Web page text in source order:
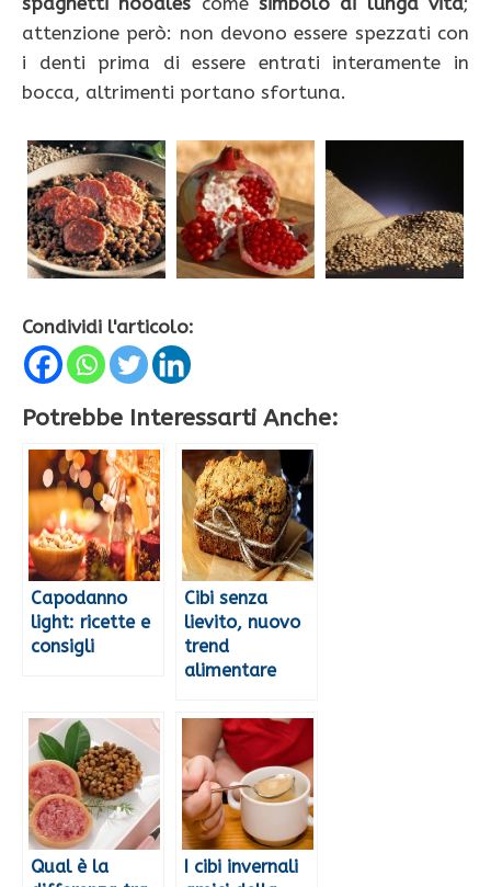
attenzione però: non devono essere spezzati con
i denti prima di essere entrati interamente in
bocca, altrimenti portano sfortuna.
Condividi l'articolo:
Potrebbe Interessarti Anche:
Capodanno
light: ricette e
consigli
Cibi senza
lievito, nuovo
trend
alimentare
Qual è la
I cibi invernali